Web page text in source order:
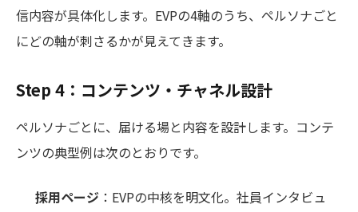
信内容が具体化します。EVPの4軸のうち、ペルソナごと
にどの軸が刺さるかが見えてきます。
Step 4：コンテンツ・チャネル設計
ペルソナごとに、届ける場と内容を設計します。コンテ
ンツの典型例は次のとおりです。
採用ページ ：EVPの中核を明文化。社員インタビュ